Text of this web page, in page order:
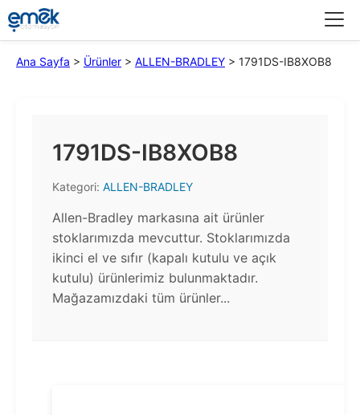
Ana Sayfa > Ürünler > ALLEN-BRADLEY > 1791DS-IB8XOB8
1791DS-IB8XOB8
Kategori: ALLEN-BRADLEY
Allen-Bradley markasına ait ürünler
stoklarımızda mevcuttur. Stoklarımızda
ikinci el ve sıfır (kapalı kutulu ve açık
kutulu) ürünlerimiz bulunmaktadır.​
Mağazamızdaki tüm ürünler...